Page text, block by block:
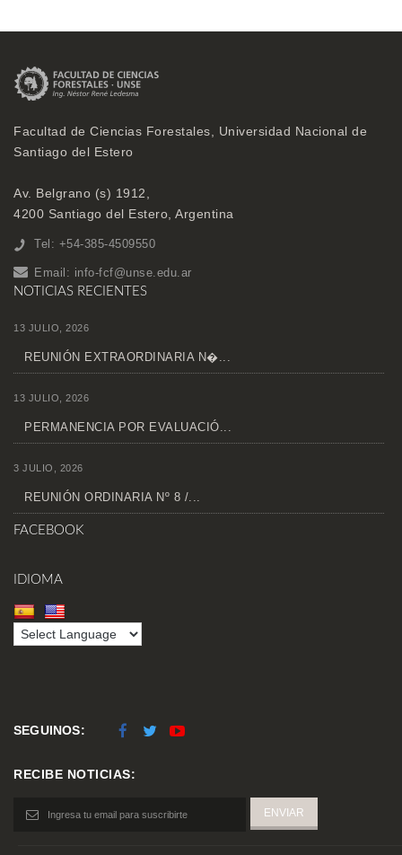
Facultad de Ciencias Forestales, Universidad Nacional de
Santiago del Estero
Av. Belgrano (s) 1912,
4200 Santiago del Estero, Argentina
Tel: +54-385-4509550
Email: info-fcf@unse.edu.ar
NOTICIAS RECIENTES
13 JULIO, 2026
REUNIÓN EXTRAORDINARIA N�...
13 JULIO, 2026
PERMANENCIA POR EVALUACIÓ...
3 JULIO, 2026
REUNIÓN ORDINARIA Nº 8 /...
FACEBOOK
IDIOMA
SEGUINOS:
RECIBE NOTICIAS: